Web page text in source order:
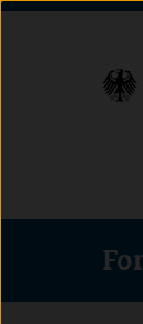
Direkt
(Eingabetaste)
Direkt
(Eingabetaste)
Direkt
(Eingabetaste)